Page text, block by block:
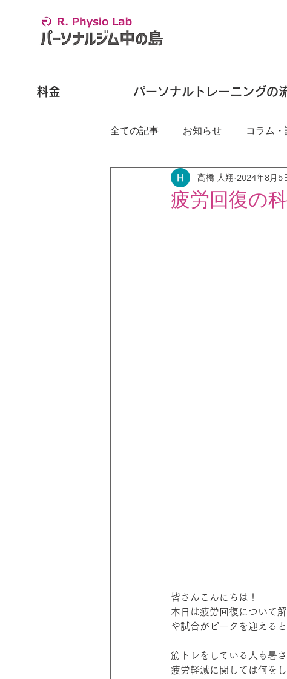
料金 パーソナルトレーニングの
全ての記事 お知らせ コラム・
疲労回復の
髙橋 大翔 2024年8月5
皆さんこんにちは！
本日は疲労回復について
や試合がピークを迎えると
筋トレをしている人も暑
疲労軽減に関しては何を